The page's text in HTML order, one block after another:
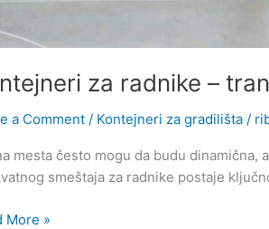
za radnike –
a Comment / Kontejneri za gradilišta /
mesta često mogu da budu
smeštaja za radnike postaje
More »